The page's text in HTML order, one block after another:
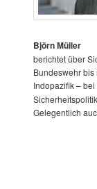
Björn Müller
berichtet über
Bundeswehr bis
Indopazifik – bei
Gelegentlich